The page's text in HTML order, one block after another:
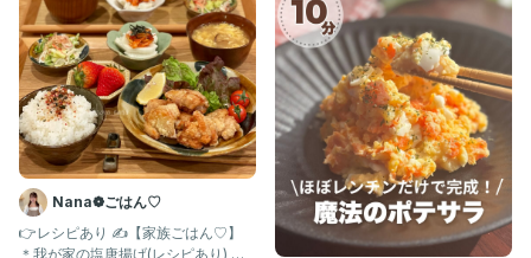
Nana❁ごはん♡
👉レシピあり ✍️【家族ごはん♡】
＊我が家の塩唐揚げ(レシピあり) ＊